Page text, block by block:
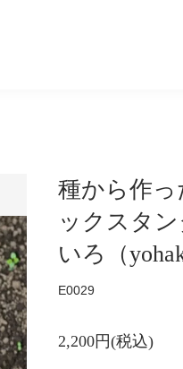
種から作
ックスタ
いろ（
E0029
2,200円(税込)